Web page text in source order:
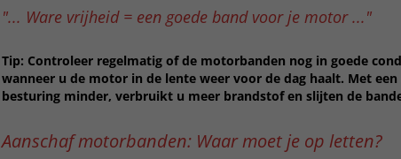
"... Ware vrijheid = een goede band voor je motor ..."
Tip: Controleer regelmatig of de motorbanden nog in goede
wanneer u de motor in de lente weer voor de dag haalt. Met een
besturing minder, verbruikt u meer brandstof en slijten de
Aanschaf motorbanden: Waar moet je op letten?